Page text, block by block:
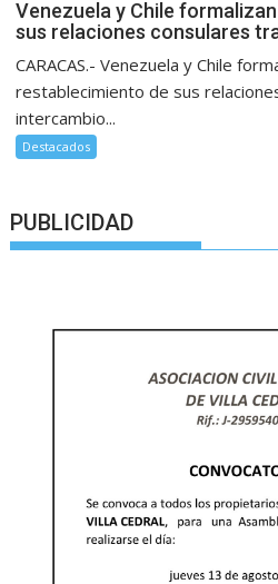
Venezuela y Chile
sus relaciones consulares
CARACAS.- Venezuela y Chile
restablecimiento de sus
intercambio...
Destacados
PUBLICIDAD